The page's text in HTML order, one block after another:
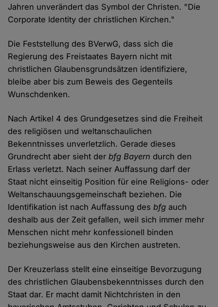
Jahren unverändert das Symbol der Christen. "Die
Corporate Identity der christlichen Kirchen."
Die Feststellung des BVerwG, dass sich die
Regierung des Freistaates Bayern nicht mit
christlichen Glaubensgrundsätzen identifiziere,
bleibe aber bis zum Beweis des Gegenteils
Wunschdenken.
Nach Artikel 4 des Grundgesetzes sind die Freiheit
des religiösen und weltanschaulichen
Bekenntnisses unverletzlich. Gerade dieses
Grundrecht aber sieht derbfg Bayern durch den
Erlass verletzt. Nach seiner Auffassung darf der
Staat nicht einseitig Position für eine Religions- oder
Weltanschauungsgemeinschaft beziehen. Die
Identifikation ist nach Auffassung desbfg auch
deshalb aus der Zeit gefallen, weil sich immer mehr
Menschen nicht mehr konfessionell binden
beziehungsweise aus den Kirchen austreten.
Der Kreuzerlass stellt eine einseitige Bevorzugung
des christlichen Glaubensbekenntnisses durch den
Staat dar. Er macht damit Nichtchristen in den